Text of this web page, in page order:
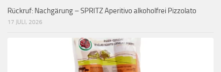
Rückruf: Nachgärung – SPRITZ Aperitivo alkoholfrei Pizzolato
17 JULI, 2026